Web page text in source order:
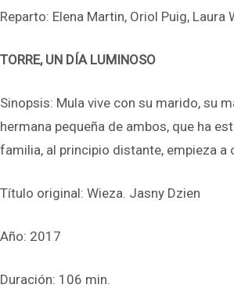
Reparto: Elena Martin, Oriol Puig,
TORRE, UN DÍA LUMINOSO
Sinopsis: Mula vive con su marido, su
hermana pequeña de ambos, que ha
familia, al principio distante, empieza a
Título original: Wieza. Jasny Dzien
Año: 2017
Duración: 106 min.